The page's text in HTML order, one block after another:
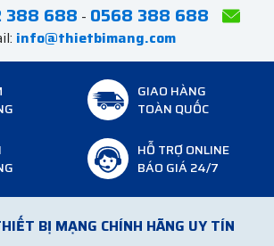
388 688 - 0568 388 688
info@thietbimang.com
GIAO HÀNG
TOÀN QUỐC
HỖ TRỢ ONLINE
BÁO GIÁ 24/7
BỊ MẠNG CHÍNH HÃNG UY TÍN